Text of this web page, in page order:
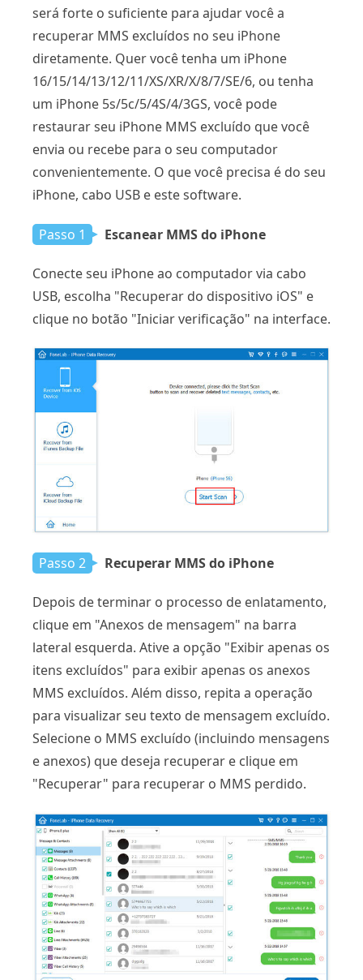
será forte o suficiente para ajudar você a
recuperar MMS excluídos no seu iPhone
diretamente. Quer você tenha um iPhone
16/15/14/13/12/11/XS/XR/X/8/7/SE/6, ou tenha
um iPhone 5s/5c/5/4S/4/3GS, você pode
restaurar seu iPhone MMS excluído que você
envia ou recebe para o seu computador
convenientemente. O que você precisa é do seu
iPhone, cabo USB e este software.
Passo 1 Escanear MMS do iPhone
Conecte seu iPhone ao computador via cabo
USB, escolha "Recuperar do dispositivo iOS" e
clique no botão "Iniciar verificação" na interface.
Passo 2 Recuperar MMS do iPhone
Depois de terminar o processo de enlatamento,
clique em "Anexos de mensagem" na barra
lateral esquerda. Ative a opção "Exibir apenas os
itens excluídos" para exibir apenas os anexos
MMS excluídos. Além disso, repita a operação
para visualizar seu texto de mensagem excluído.
Selecione o MMS excluído (incluindo mensagens
e anexos) que deseja recuperar e clique em
"Recuperar" para recuperar o MMS perdido.